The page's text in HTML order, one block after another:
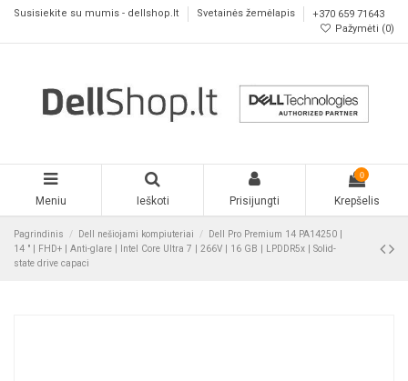
Susisiekite su mumis - dellshop.lt Svetainės žemėlapis
+370 659 71643
Pažymėti (0)
Meniu Ieškoti Prisijungti
0
Krepšelis
Pagrindinis Dell nešiojami kompiuteriai
Dell Pro Premium 14 PA14250 |
14 " | FHD+ | Anti-glare | Intel Core Ultra 7 | 266V | 16 GB | LPDDR5x | Solid-
state drive capaci